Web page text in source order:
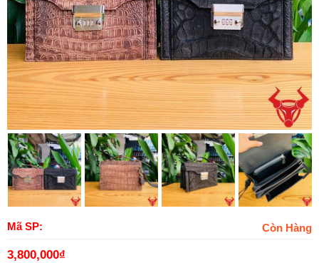
Mã SP: Còn Hàng
3,800,000₫